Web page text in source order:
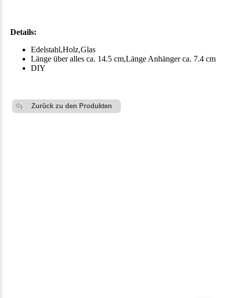
Details:
Edelstahl,Holz,Glas
Länge über alles ca. 14.5 cm,Länge Anhänger ca. 7.4 cm
DIY
Zurück zu den Produkten